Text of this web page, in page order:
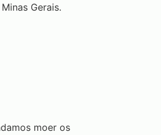
Gerais.
moer os